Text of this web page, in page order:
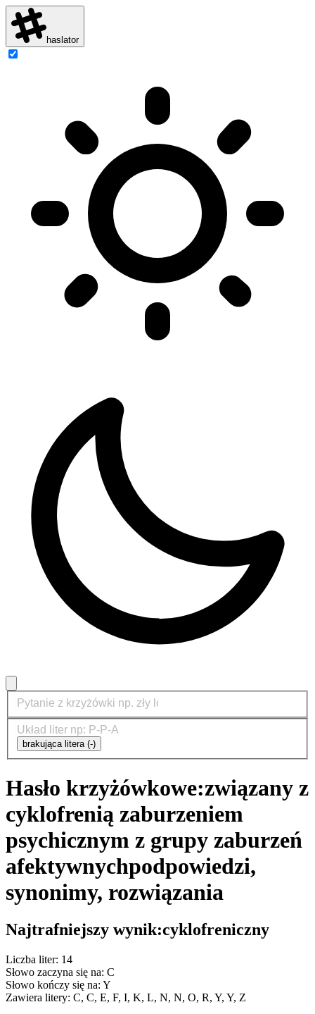
haslator
brakująca litera (-)
Hasło krzyżówkowe:związany z
cyklofrenią zaburzeniem
psychicznym z grupy zaburzeń
afektywnychpodpowiedzi,
synonimy, rozwiązania
Najtrafniejszy wynik:cyklofreniczny
Liczba liter: 14
Słowo zaczyna się na: C
Słowo kończy się na: Y
Zawiera litery: C, C, E, F, I, K, L, N, N, O, R, Y, Y, Z